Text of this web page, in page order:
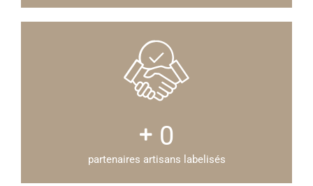
0
partenaires artisans labelisés